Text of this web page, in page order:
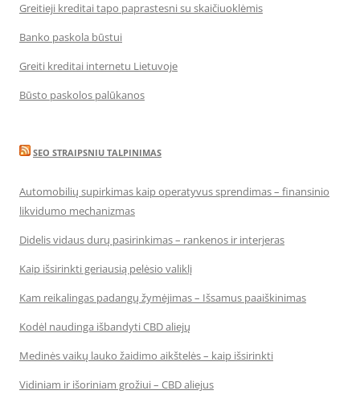
Greitieji kreditai tapo paprastesni su skaičiuoklėmis
Banko paskola būstui
Greiti kreditai internetu Lietuvoje
Būsto paskolos palūkanos
SEO STRAIPSNIU TALPINIMAS
Automobilių supirkimas kaip operatyvus sprendimas – finansinio
likvidumo mechanizmas
Didelis vidaus durų pasirinkimas – rankenos ir interjeras
Kaip išsirinkti geriausią pelėsio valiklį
Kam reikalingas padangų žymėjimas – Išsamus paaiškinimas
Kodėl naudinga išbandyti CBD aliejų
Medinės vaikų lauko žaidimo aikštelės – kaip išsirinkti
Vidiniam ir išoriniam grožiui – CBD aliejus